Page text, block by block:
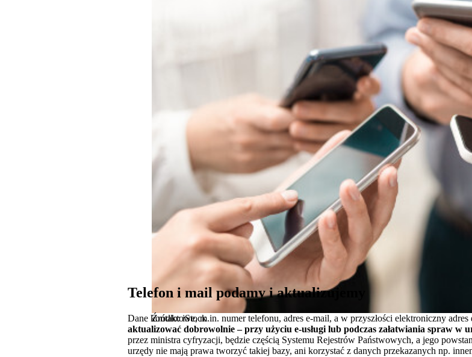
Źródło: iStock
Telefon i mail podamy i aktualizujemy
Dane kontaktowe, m.in. numer telefonu, adres e-mail, a w przyszłości elektroniczny adres
aktualizować dobrowolnie – przy użyciu e-usługi lub podczas załatwiania spraw w
przez ministra cyfryzacji, będzie częścią Systemu Rejestrów Państwowych, a jego
urzędy nie mają prawa tworzyć takiej bazy, ani korzystać z danych przekazanych np.